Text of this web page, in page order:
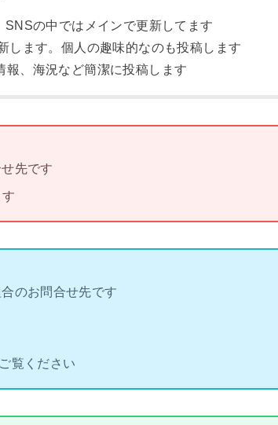
SNSの中ではメインで更新してます
します。個人の趣味的なのも投稿します
報、海況など簡潔に投稿します
先です
のお問合せ先です
覧ください